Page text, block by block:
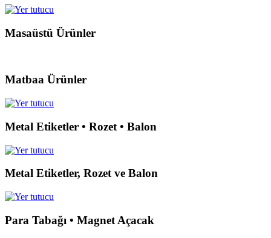
Masaüstü Ürünler
Matbaa Ürünler
Metal Etiketler • Rozet • Balon
Metal Etiketler, Rozet ve Balon
Para Tabağı • Magnet Açacak